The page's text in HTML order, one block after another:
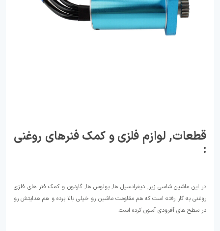
قطعات, لوازم فلزی و کمک فنرهای روغنی
:
در این ماشین شاسی زیر, دیفرانسیل ها, پولوس ها, گاردون و کمک فنر های فلزی
روغنی به کار رفته است که هم مقاومت ماشین رو خیلی بالا برده و هم هدایتش رو
در سطح های آفرودی آسون کرده است.